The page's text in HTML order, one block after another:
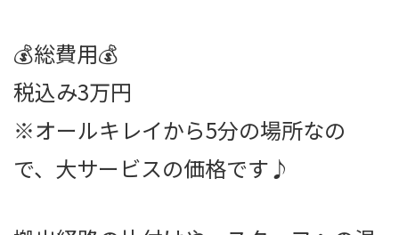
💰総費用💰
税込み3万円
※オールキレイから5分の場所なの
で、大サービスの価格です♪